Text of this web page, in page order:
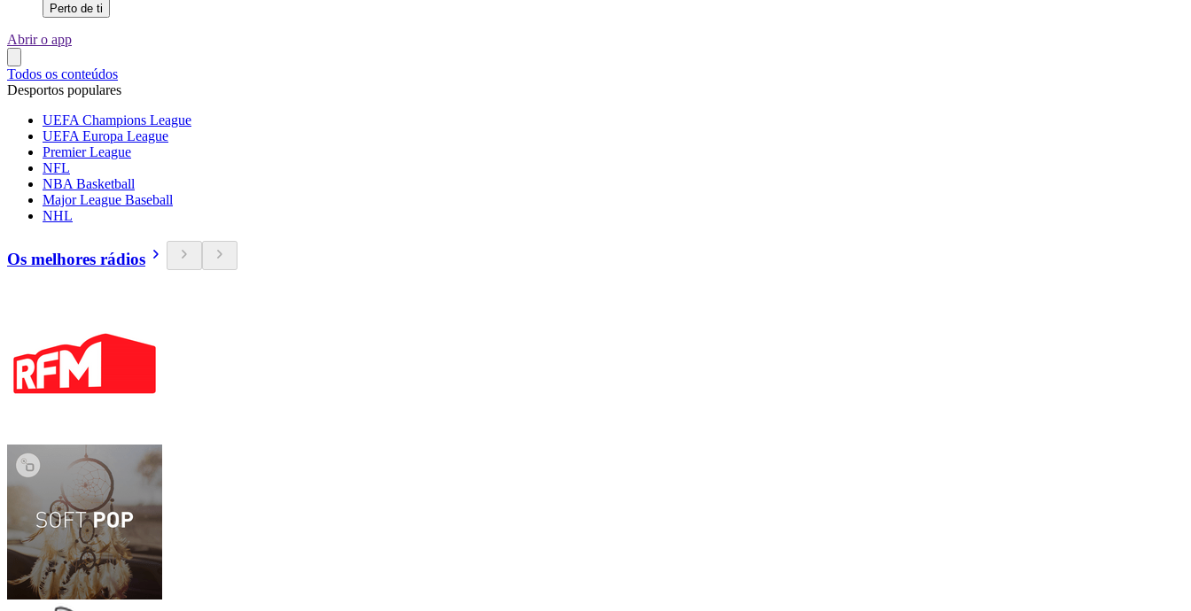
Perto de ti
Abrir o app
Todos os conteúdos
Desportos populares
UEFA Champions League
UEFA Europa League
Premier League
NFL
NBA Basketball
Major League Baseball
NHL
Os melhores rádios